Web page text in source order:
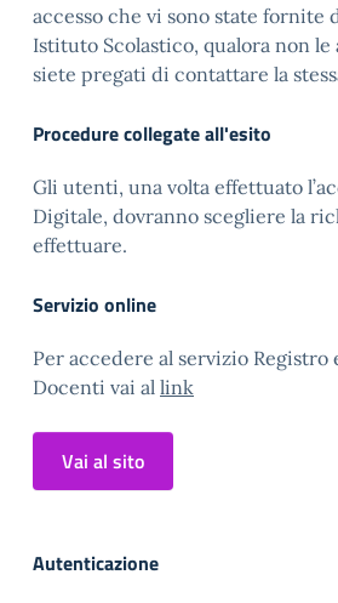
accesso che vi sono state fornite
Istituto Scolastico, qualora non le
siete pregati di contattare la
Procedure collegate all'esito
Gli utenti, una volta effettuato
Digitale, dovranno scegliere la
effettuare.
Servizio online
Per accedere al servizio
Docenti vai al link
Vai al sito
Autenticazione